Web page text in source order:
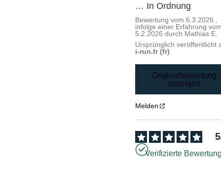
… In Ordnung
Bewertung vom6.3.2026
infolge einer Erfahrung
5.2.2026 durch Mathias E.
Ursprünglich veröffentlicht
i-run.fr (fr)
Originalbewertung
anzeigen
Melden
5
Verifizierte